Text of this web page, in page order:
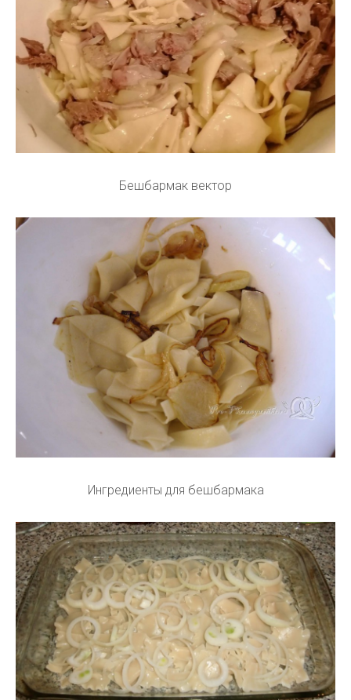
Бешбармак вектор
Ингредиенты для бешбармака